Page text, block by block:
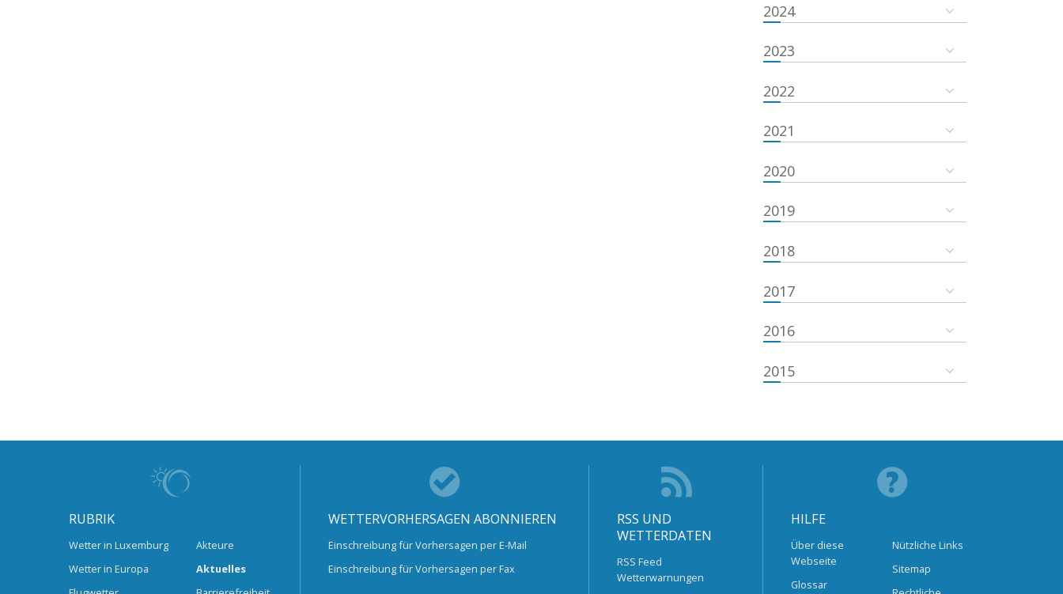
2024
2023
2022
2021
2020
2019
2018
2017
2016
2015
RUBRIK
Wetter in Luxemburg
Wetter in Europa
Akteure
Aktuelles
WETTERVORHERSAGEN ABONNIEREN
Einschreibung für Vorhersagen per E-Mail
Einschreibung für Vorhersagen per Fax
RSS UND
WETTERDATEN
RSS Feed
Wetterwarnungen
HILFE
Über diese
Webseite
Glossar
Nützliche Links
Sitemap